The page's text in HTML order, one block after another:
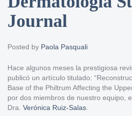
Journal
Posted by Paola Pasquali
Hace algunos meses la prestigiosa
publicó un artículo titulado:
Base of the Philtrum Affecting the
por dos miembros de nuestro equipo,
Dra. Verónica Ruiz-Salas